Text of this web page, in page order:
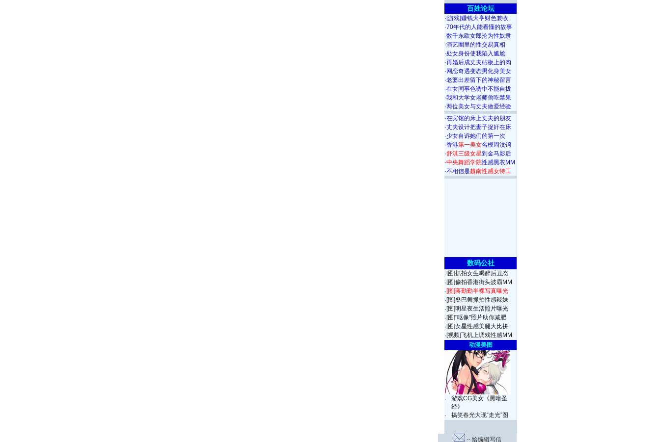
百姓论坛
· [游戏]赚钱大亨财色兼收
·70年代的人能看懂的故事
·数千东欧女郎沦为性奴隶
·演艺圈里的性交易真相
·处女身份使我陷入尴尬
·再婚后成丈夫砧板上的肉
· 网恋奇遇变态男化身美女
·老婆出差留下的神秘留言
·在女同事色诱中不能自拔
·我和大学女老师偷吃禁果
·两位美女与丈夫做爱经验
·在宾馆的床上丈夫的朋友
·丈夫设计把妻子捉奸在床
·少女自诉她们的第一次
·香港第一美女名模周汶锜
·舒淇三级女星到金马影后
·中央舞蹈学院性感黑衣MM
·不相信是越南性感女特工
数码公社
· [图]抓拍女生喝醉后丑态
· [图]偷拍香港街头波霸MM
·[图]蒋勤勤半裸写真曝光
· [图]桑巴舞抓拍性感辣妹
· [图]明星夜生活照片曝光
· [图]"呕像"照片助你减肥
· [图]女星性感美腿大比拼
· [视频]飞机上调戏性感MM
动漫美图
·
游戏CG美女《黑暗圣
经》
·
搞笑春光大现“走光”图
-- 给编辑写信